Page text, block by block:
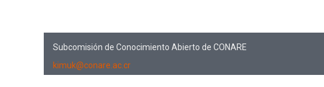
Subcomisión de Conocimiento Abierto de CONARE
kimuk@conare.ac.cr